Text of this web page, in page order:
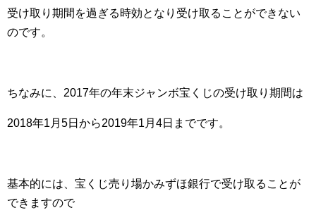
受け取り期間を過ぎる時効となり受け取ることができない
のです。
ちなみに、2017年の年末ジャンボ宝くじの受け取り期間は
2018年1月5日から2019年1月4日までです。
基本的には、宝くじ売り場かみずほ銀行で受け取ることが
できますので